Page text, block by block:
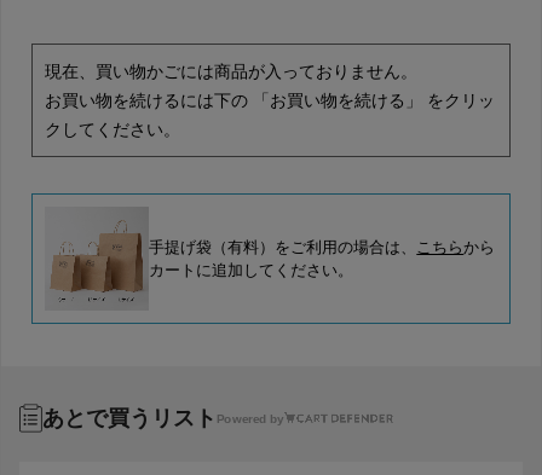
現在、買い物かごには商品が入っておりません。
お買い物を続けるには下の 「お買い物を続ける」 をクリッ
クしてください。
手提げ袋（有料）をご利用の場合は、 こちらから
カートに追加してください。
あとで買うリスト Powered by